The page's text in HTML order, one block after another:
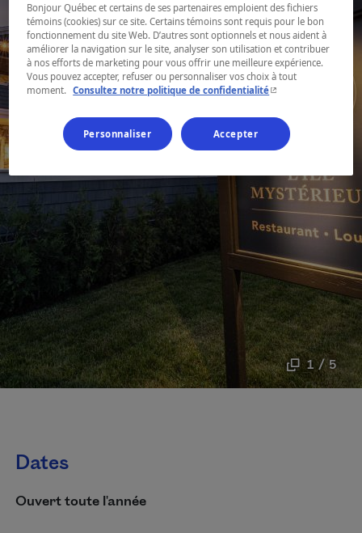
1 / 5
Dates
Ouvert toute l'année
Bonjour Québec et certains de ses partenaires emploient des fichiers
témoins (cookies) sur ce site. Certains témoins sont requis pour le bon
fonctionnement du site Web. D’autres sont optionnels et nous aident à
améliorer la navigation sur le site, analyser son utilisation et contribuer
à nos efforts de marketing pour vous offrir une meilleure expérience.
Vous pouvez accepter, refuser ou personnaliser vos choix à tout
moment.
Consultez notre politique de confidentialité- Cet hyperlien
Personnaliser Accepter